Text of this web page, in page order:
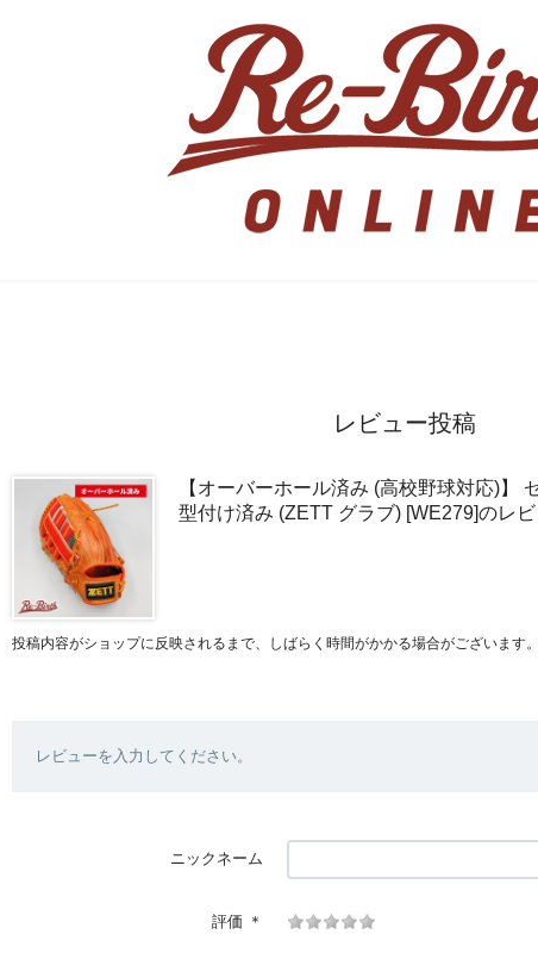
レビュー投稿
【オーバーホール済み (高校野球対応)】
型付け済み (ZETT グラブ) [WE279]のレ
投稿内容がショップに反映されるまで、しばらく時間がかかる場合がございます。
レビューを入力してください。
ニックネーム
評価 ＊